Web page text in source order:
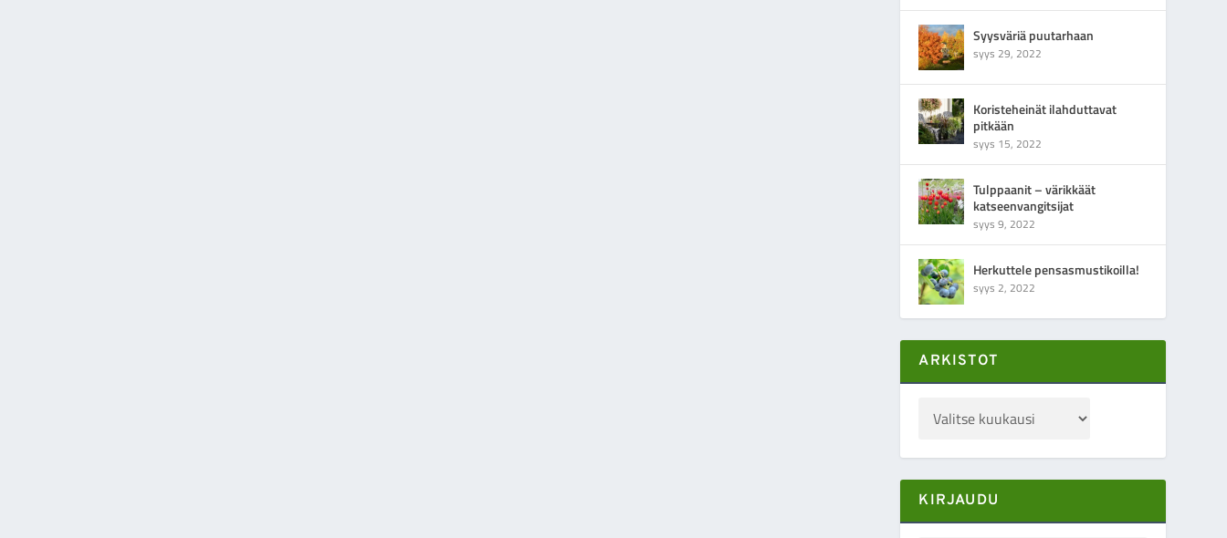
Syysväriä puutarhaan
syys 29, 2022
Koristeheinät ilahduttavat
pitkään
syys 15, 2022
Tulppaanit – värikkäät
katseenvangitsijat
syys 9, 2022
Herkuttele pensasmustikoilla!
syys 2, 2022
ARKISTOT
KIRJAUDU